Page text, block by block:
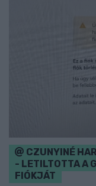
CZUNYINÉ
- LETILTOTTA A
FIÓKJÁT